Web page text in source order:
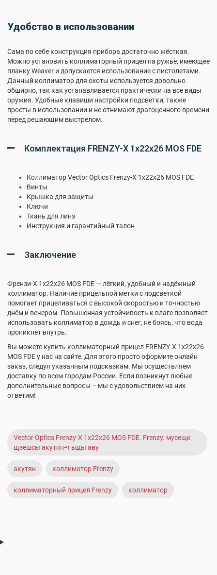
Удобство в использовании
Сама по себе конструкция прибора достаточно жёсткая.
Можно установить коллиматорный прицел на ружьё, имеющее
планку Weaver и допускается использование с пистолетами.
Данный коллиматор для охоты используется довольно
обширно, так как устанавливается практически на все виды
оружия. Удобные клавиши настройки подсветки, также
просты в использовании и не отнимают драгоценного времени
перед решающим выстрелом.
Комплектация FRENZY-X 1x22x26 MOS FDE
Коллиматор Vector Optics Frenzy-X 1x22x26 MOS FDE
Винты
Крышка для защиты
Ключи
Ткань для линз
Инструкция и гарантийный талон
Заключение
Френзи-X 1x22x26 MOS FDE — лёгкий, удобный и надёжный
коллиматор. Наличие прицельной метки с подсветкой
помогает прицеливаться с высокой скоростью и точностью
днём и вечером. Повышенная устойчивость к влаге позволяет
использовать коллиматор в дождь и снег, не боясь, что вода
проникнет внутрь.
Вы можете купить коллиматорный прицел FRENZY-X 1x22x26
MOS FDE у нас на сайте. Для этого просто оформите онлайн
заказ, следуя указанным подсказкам. Мы осуществляем
доставку по всем городам России. Если возникнут любые
дополнительные вопросы – мы с удовольствием на них
ответим!
Vector Optics Frenzy-X 1x22x26 MOS FDE. Frenzy. мусещк
щзешсы акутян-ч ьщы аву
акутян коллиматор Frenzy
коллиматорный прицел Frenzy коллиматор